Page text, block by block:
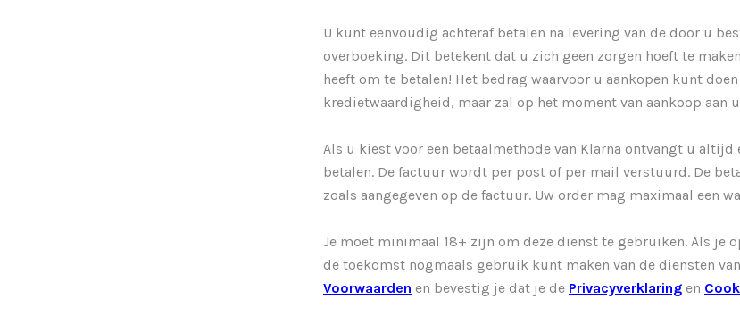
U kunt eenvoudig achteraf betalen na levering van de door u
overboeking. Dit betekent dat u zich geen zorgen hoeft te
heeft om te betalen! Het bedrag waarvoor u aankopen kunt
kredietwaardigheid, maar zal op het moment van aankoop aan
Als u kiest voor een betaalmethode van Klarna ontvangt u
betalen. De factuur wordt per post of per mail verstuurd. De
zoals aangegeven op de factuur. Uw order mag maximaal een
Je moet minimaal 18+ zijn om deze dienst te gebruiken. Als je
de toekomst nogmaals gebruik kunt maken van de diensten
Voorwaarden en bevestig je dat je de Privacyverklaring en